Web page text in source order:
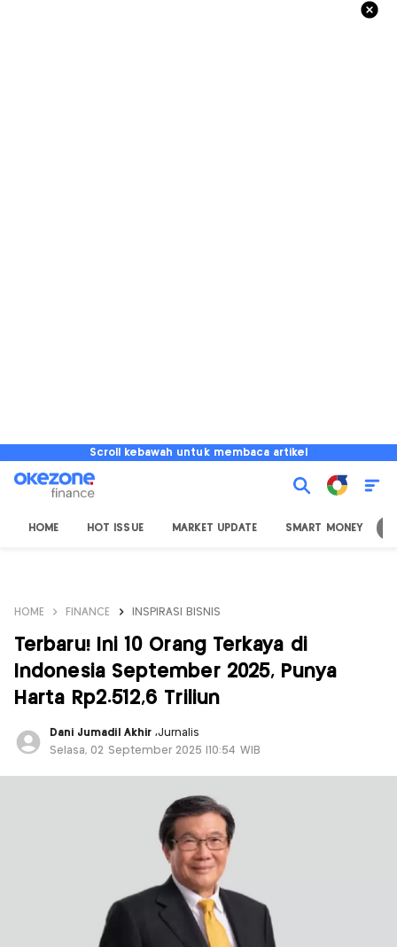
Scroll kebawah untuk membaca artikel
HOME HOT ISSUE MARKET UPDATE SMART MONEY
HOME FINANCE INSPIRASI BISNIS
Terbaru! Ini 10 Orang Terkaya di
Indonesia September 2025, Punya
Harta Rp2.512,6 Triliun
Dani Jumadil Akhir ,Jurnalis
Selasa, 02 September 2025 |10:54 WIB